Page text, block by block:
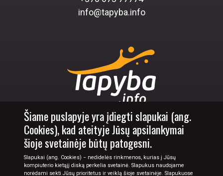
info@tapyba.info
© 2026 Tapyba.info - paveikslai internetu
Šiame puslapyje yra įdiegti slapukai (ang.
Cookies), kad ateityje Jūsų apsilankymai
šioje svetainėje būtų patogesni.
Slapukai (ang. Cookies) − nedidelės rinkmenos, kurias į Jūsų
kompiuterio kietąjį diską perkelia svetainė. Slapukus naudojame
norėdami sekti Jūsų prioritetus ir veiklą šioje svetainėje. Slapukuose